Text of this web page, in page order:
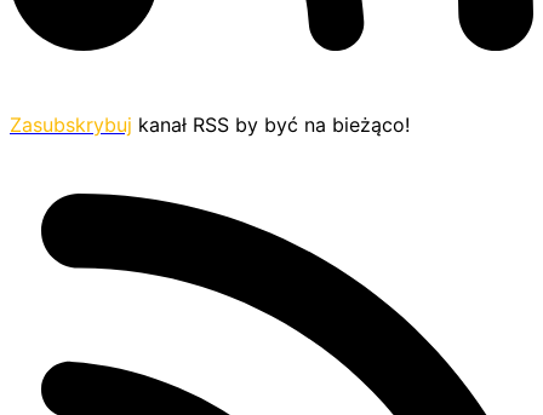
Zasubskrybuj kanał RSS by być na bieżąco!